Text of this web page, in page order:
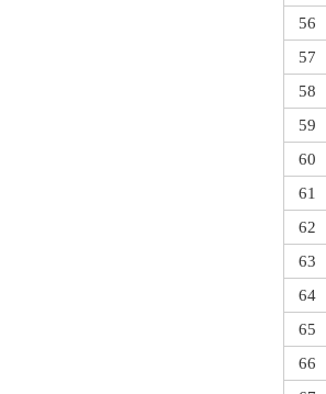
56
57
58
59
60
61
62
63
64
65
66